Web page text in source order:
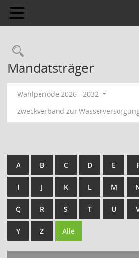
Toggle navigation
Mandatsträger
Wahlperiode 2026 - 2032
Zweckverband zur
A B C D E F
I J K L M
Q R S T U
Y Z Alle